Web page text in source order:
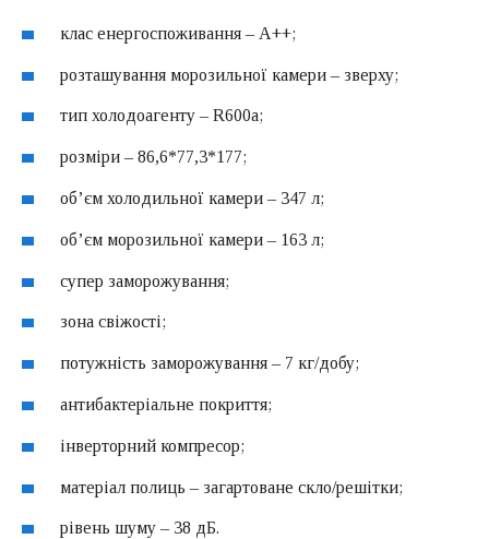
клас енергоспоживання – A++;
розташування морозильної камери – зверху;
тип холодоагенту – R600a;
розміри – 86,6*77,3*177;
об’єм холодильної камери – 347 л;
об’єм морозильної камери – 163 л;
супер заморожування;
зона свіжості;
потужність заморожування – 7 кг/добу;
антибактеріальне покриття;
інверторний компресор;
матеріал полиць – загартоване скло/решітки;
рівень шуму – 38 дБ.